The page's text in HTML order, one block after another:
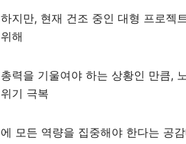
하지만, 현재 건조 중인 대형 프로젝
위해
총력을 기울여야 하는 상황인 만큼,
위기 극복
에 모든 역량을 집중해야 한다는 공